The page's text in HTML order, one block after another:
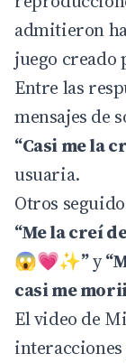
admitieron
juego creado
Entre las
mensajes de
“Casi me la
usuaria.
Otros
“Me la creí
😱💗✨”y
casi me
El video de